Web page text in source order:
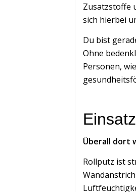
Zusatzstoffe
sich hierbei
Du bist
Ohne
Personen,
Überall dort
Rollputz ist